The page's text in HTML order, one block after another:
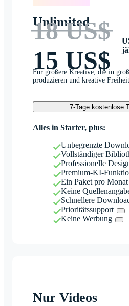
Unlimited
18 US$
15 US$
Für größere Kreative, die in
produzieren und kreative
7-Tage kostenlose
Alles in Starter, plus:
Unbegrenzte
Vollständiger
Professionelle
Premium-KI-
Ein Paket pro Monat
Keine
Schnellere
Prioritätssupport
Keine Werbung
Nur Videos